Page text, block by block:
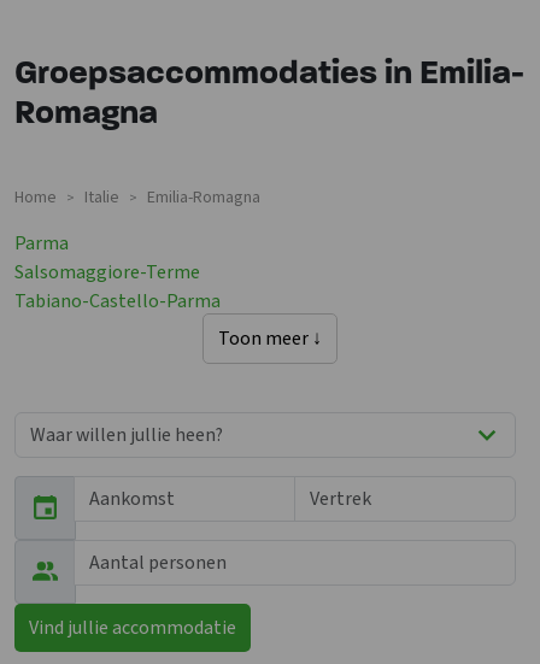
Groepsaccommodaties in Emilia-
Romagna
Home > Italie > Emilia-Romagna
Parma
Salsomaggiore-Terme
Tabiano-Castello-Parma
Toon meer ↓
Vind jullie accommodatie